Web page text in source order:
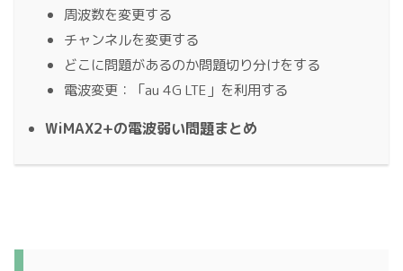
周波数を変更する
チャンネルを変更する
どこに問題があるのか問題切り分けをする
電波変更：「au 4G LTE」を利用する
WiMAX2+の電波弱い問題まとめ